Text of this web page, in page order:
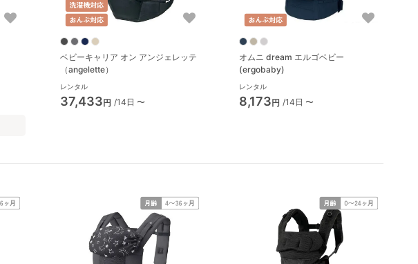
ベビーキャリア オン アンジェレッテ
（angelette）
レンタル
37,433円 /14日 〜
オムニ dream エルゴベビー
(ergobaby)
レンタル
8,173円 /14日 〜